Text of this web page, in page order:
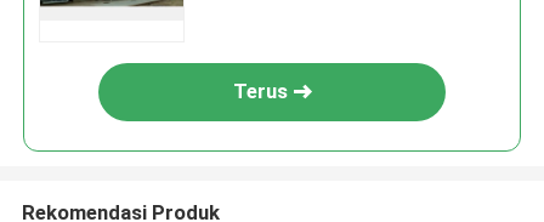
Terus
Rekomendasi Produk